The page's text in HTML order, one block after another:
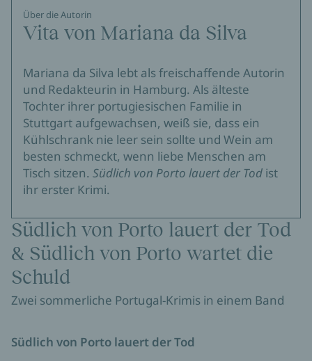
Über die Autorin
Vita von Mariana da Silva
Mariana da Silva lebt als freischaffende Autorin
und Redakteurin in Hamburg. Als älteste
Tochter ihrer portugiesischen Familie in
Stuttgart aufgewachsen, weiß sie, dass ein
Kühlschrank nie leer sein sollte und Wein am
besten schmeckt, wenn liebe Menschen am
Tisch sitzen. Südlich von Porto lauert der Tod ist
ihr erster Krimi.
Südlich von Porto lauert der Tod
& Südlich von Porto wartet die
Schuld
Zwei sommerliche Portugal-Krimis in einem Band
Südlich von Porto lauert der Tod